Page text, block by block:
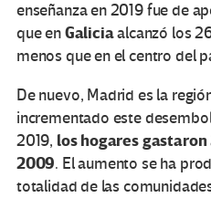
enseñanza en 2019 fue de
que enGaliciaalcanzó los
menos que en el centro del
De nuevo, Madrid es la
incrementado este
2019, los hogares
2009. El aumento se ha
totalidad de las